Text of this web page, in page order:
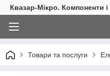
Квазар-Мікро. Компоненти
Товари та послуги